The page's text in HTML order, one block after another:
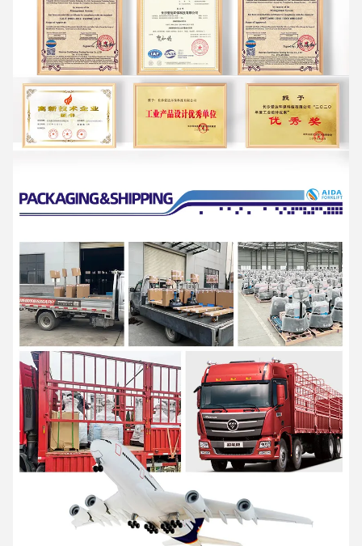
এআইডিএ একটি উচ্চ প্রযুক্তির উদ্যোগ যা গবেষণা ও উন্নয়ন, উৎপাদন এবং পরিষেবা
একত্রিত করে, পেশাদার উপকরণগুলির সমাধান সরবরাহকারী হিসাবে
সমস্ত পরিস্থিতির জন্য হ্যান্ডলিং সরঞ্জাম এবং নমনীয় ইনট্রালজিস্টিক সিস্টেম।
সিরিজ সহ পণ্য অফার করুনবৈদ্যুতিক প্যালেট ট্রাক, বৈদ্যুতিক স্ট্যাকার এবং একটি সিরিজ
হ্যান্ড প্যালেট ট্রাক, আধা বৈদ্যুতিক
স্ট্যাকার এবং রিচ স্ট্যাকার এবং অন্যান্য উপাদান হ্যান্ডলিং সরঞ্জাম. লজিস্টিক এবং
গুদামজাতকরণ, খুচরা বিক্রয় ব্যাপকভাবে ব্যবহৃত
এবং পাইকারি, ঔষধ, খাদ্য, রাসায়নিক, ইলেকট্রনিক্স, যন্ত্রপাতি, অটোমোবাইল এবং অন্যান্য
শিল্প।
এআইডিএ একটি কঠোর গুণমান নিশ্চিতকরণ ব্যবস্থা স্থাপন করেছে
ISO9001,ISO14001,SGS,এবং সিই সার্টিফিকেশন পাস করেছে
এটি ৪০টিরও বেশি জাতীয় পেটেন্টের সাথে একটি জাতীয় উচ্চ-প্রযুক্তির উদ্যোগ, যা "বিশ্বের
ক্ষুদ্র বৃহৎ উদ্যোগ" হিসাবে মূল্যায়ন করা হয়েছে।
হুনান প্রদেশ", "উন্নত উত্পাদন এবং আধুনিক সেবা একীকরণের জন্য পাইলট উদ্যোগের প্রথম